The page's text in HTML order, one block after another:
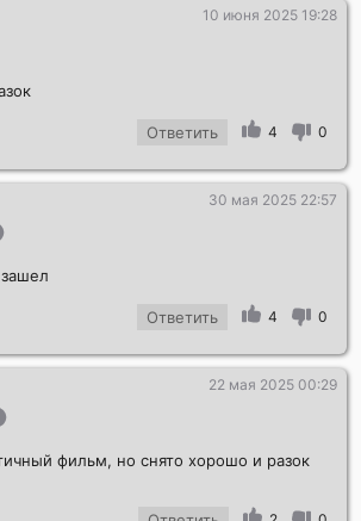
10 июня 2025 19:28
Ответить 4 0
30 мая 2025 22:57
Ответить 4 0
22 мая 2025 00:29
фильм, но снято хорошо и разок